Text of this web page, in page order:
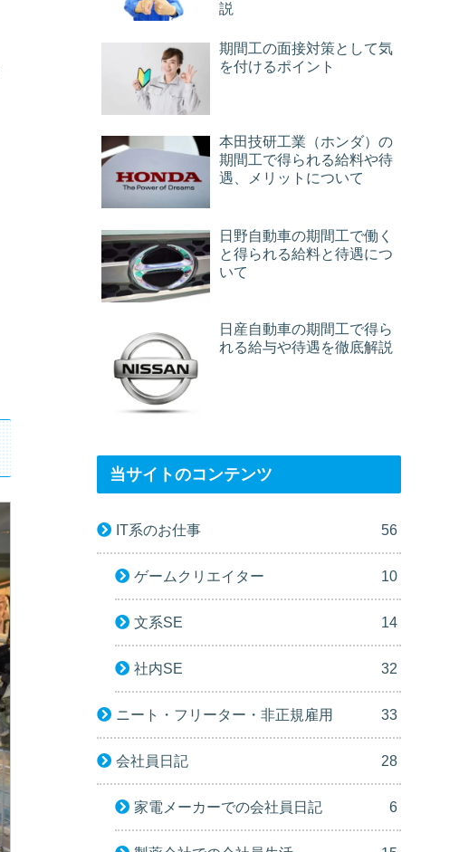
説
期間工の面接対策として気
を付けるポイント
本田技研工業（ホンダ）の
期間工で得られる給料や待
遇、メリットについて
日野自動車の期間工で働く
と得られる給料と待遇につ
いて
日産自動車の期間工で得ら
れる給与や待遇を徹底解説
当サイトのコンテンツ
IT系のお仕事 56
ゲームクリエイター 10
文系SE 14
社内SE 32
ニート・フリーター・非正規雇用 33
会社員日記 28
家電メーカーでの会社員日記 6